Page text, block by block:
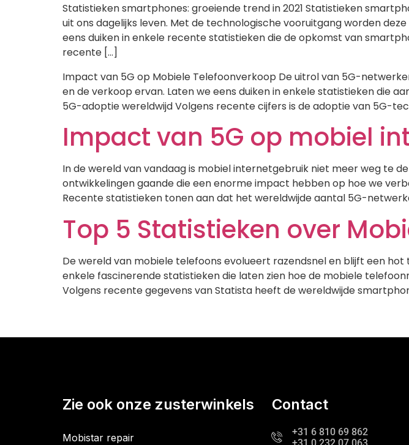
Statistieken smartphones: groeiende trend in 2021 Statistieken
uit ons dagelijks leven. Met de technologische vooruitgang worden
eens duiken in enkele recente statistieken die de opkomst van
recente […]
Impact van 5G op Mobiele Telefoonverkoop De uitrol van 5G-
en de verkoop ervan. Laten we eens duiken in enkele statistieken die
5G-adoptie wereldwijd Volgens recente cijfers is de adoptie van 5G-
Impact van 5G op mobiel
In de wereld van vandaag is mobiel internetgebruik niet meer weg te
ontwikkelingen gaande die een enorme impact hebben op hoe we
Recente statistieken tonen aan dat het wereldwijde aantal 5G-
Top 5 Statistieken over
De wereld van mobiele telefoons evolueert razendsnel en blijft een
enkele fascinerende statistieken die laten zien hoe de mobiele
Volgens recente gegevens van Statista heeft de wereldwijde
Zie ook onze zusterwinkels
Mobistar repair
Contact
+31 6 810 69 862